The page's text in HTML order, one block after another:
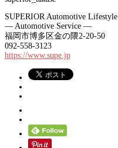
SUPERIOR Automotive Lifestyle
— Automotive Service —
福岡市博多区金の隈2-20-50
092-558-3123
https://www.supe.jp